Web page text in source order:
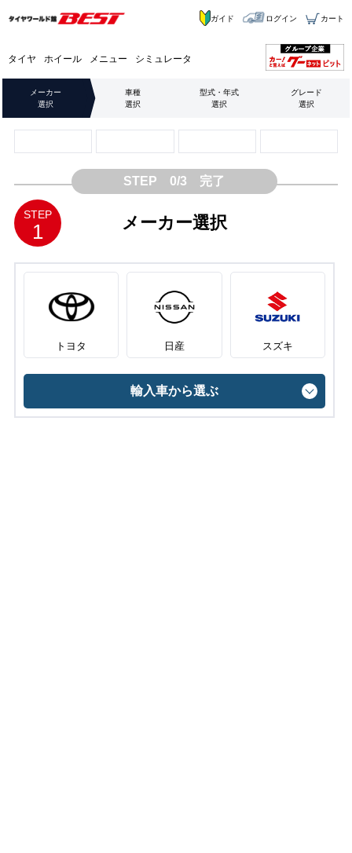
タイヤ ホイール メニュー シミュレータ
ガイド ログイン カート
メーカー
選択
車種
選択
型式・年式
選択
グレード
選択
STEP 0/3 完了
STEP
1 メーカー選択
トヨタ 日産 スズキ
輸入車から選ぶ